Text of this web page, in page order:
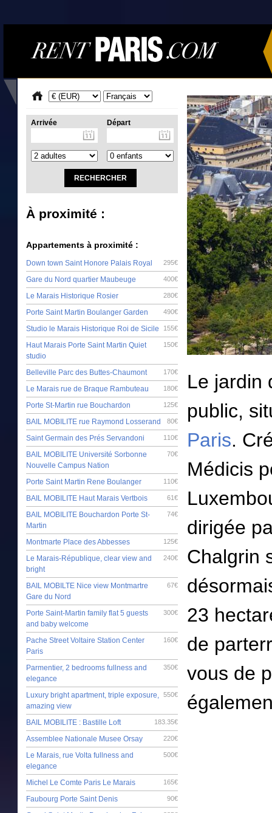
Arrivée Départ
À proximité :
Appartements à proximité :
295€
Down town Saint Honore Palais Royal
400€
Gare du Nord quartier Maubeuge
280€
Le Marais Historique Rosier
490€
Porte Saint Martin Boulanger Garden
155€
Studio le Marais Historique Roi de Sicile
150€
Haut Marais Porte Saint Martin Quiet
studio
170€
Belleville Parc des Buttes-Chaumont
180€
Le Marais rue de Braque Rambuteau
125€
Porte St-Martin rue Bouchardon
80€
BAIL MOBILITE rue Raymond Losserand
110€
Saint Germain des Prés Servandoni
70€
BAIL MOBILITE Université Sorbonne
Nouvelle Campus Nation
110€
Porte Saint Martin Rene Boulanger
61€
BAIL MOBILITE Haut Marais Vertbois
74€
BAIL MOBILITE Bouchardon Porte St-
Martin
125€
Montmarte Place des Abbesses
240€
Le Marais-République, clear view and
bright
67€
BAIL MOBILTE Nice view Montmartre
Gare du Nord
300€
Porte Saint-Martin family flat 5 guests
and baby welcome
160€
Pache Street Voltaire Station Center
Paris
350€
Parmentier, 2 bedrooms fullness and
elegance
550€
Luxury bright apartment, triple exposure,
amazing view
183.35€
BAIL MOBILITE : Bastille Loft
220€
Assemblee Nationale Musee Orsay
500€
Le Marais, rue Volta fullness and
elegance
165€
Michel Le Comte Paris Le Marais
90€
Faubourg Porte Saint Denis
Le jardin
public,
Paris.
Médicis
dirigée
Chalgrin
23
de
vous de